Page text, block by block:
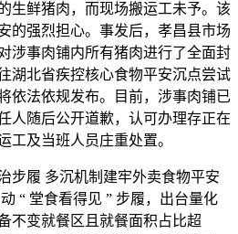
生鲜猪肉，而现场搬运工未予。该
的强烈担心。事发后，孝昌县市场
涉事肉铺内所有猪肉进行了全面封
湖北省疾控核心食物平安沉点尝试
依法依规发布。目前，涉事肉铺已
人随后公开道歉，认可办理存正在
工及当班人员庄重处置。
履 多沉机制建牢外卖食物平安
“ 堂食看得见 ” 步履，出台量化
不变就餐区且就餐面积占比超